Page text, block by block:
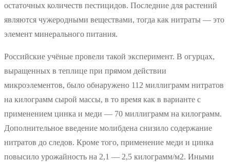
остаточных количеств пестицидов. Последние для растений
являются чужеродными веществами, тогда как нитраты — это
элемент минерального питания.
Российские учёные провели такой эксперимент. В огурцах,
выращенных в теплице при прямом действии
микроэлементов, было обнаружено 112 миллиграмм нитратов
на килограмм сырой массы, в то время как в варианте с
применением цинка и меди — 70 миллиграмм на килограмм.
Дополнительное введение молибдена снизило содержание
нитратов до следов. Кроме того, применение меди и цинка
повысило урожайность на 2,1 — 2,5 килограмм/м2. Иными